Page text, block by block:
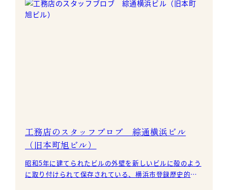
工務店のスタッフブロブ 綜通横浜ビル
（旧本町旭ビル）
昭和5年に建てられたビルの外壁を新しいビルに殻のよう
に取り付けられて保存されている、横浜市登録歴史的建